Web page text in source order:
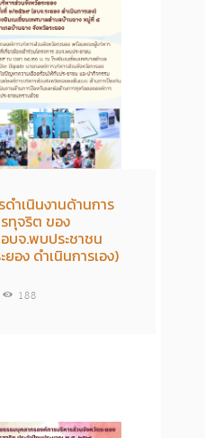
ำเนินงานด้านการ
ทุจริต ของ
อบจ.พบประชาชน
อง ดำเนินการเอง)
188